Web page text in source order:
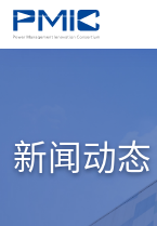
新闻动态